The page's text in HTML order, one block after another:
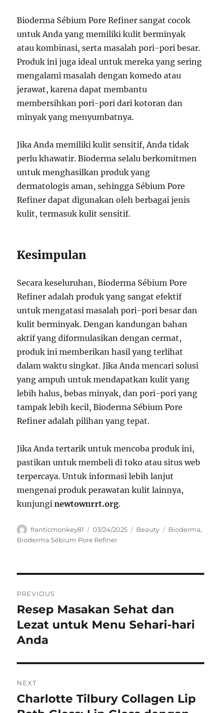
Bioderma Sébium Pore Refiner sangat cocok
untuk Anda yang memiliki kulit berminyak
atau kombinasi, serta masalah pori-pori besar.
Produk ini juga ideal untuk mereka yang sering
mengalami masalah dengan komedo atau
jerawat, karena dapat membantu
membersihkan pori-pori dari kotoran dan
minyak yang menyumbatnya.
Jika Anda memiliki kulit sensitif, Anda tidak
perlu khawatir. Bioderma selalu berkomitmen
untuk menghasilkan produk yang
dermatologis aman, sehingga Sébium Pore
Refiner dapat digunakan oleh berbagai jenis
kulit, termasuk kulit sensitif.
Kesimpulan
Secara keseluruhan, Bioderma Sébium Pore
Refiner adalah produk yang sangat efektif
untuk mengatasi masalah pori-pori besar dan
kulit berminyak. Dengan kandungan bahan
aktif yang diformulasikan dengan cermat,
produk ini memberikan hasil yang terlihat
dalam waktu singkat. Jika Anda mencari solusi
yang ampuh untuk mendapatkan kulit yang
lebih halus, bebas minyak, dan pori-pori yang
tampak lebih kecil, Bioderma Sébium Pore
Refiner adalah pilihan yang tepat.
Jika Anda tertarik untuk mencoba produk ini,
pastikan untuk membeli di toko atau situs web
terpercaya. Untuk informasi lebih lanjut
mengenai produk perawatan kulit lainnya,
kunjunginewtownrrt.org.
Author
franticmonkey81
Posted
on
03/24/2025 Categories
Beauty Tags
Bioderma,
Bioderma Sébium Pore Refiner
pos
PREVIOUS
Previous
post:
Resep Masakan Sehat dan
Lezat untuk Menu Sehari-hari
Anda
NEXT
Next
Charlotte Tilbury Collagen Lip